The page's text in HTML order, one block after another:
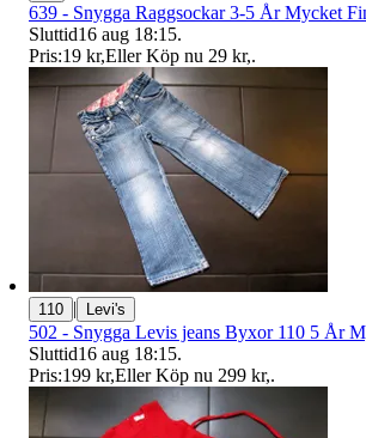
639 - Snygga Raggsockar 3-5 År Mycket
Sluttid16 aug 18:15.
Pris:19 kr,Eller Köp nu 29 kr,.
110 | Levi's
502 - Snygga Levis jeans Byxor 110 5 År
Sluttid16 aug 18:15.
Pris:199 kr,Eller Köp nu 299 kr,.